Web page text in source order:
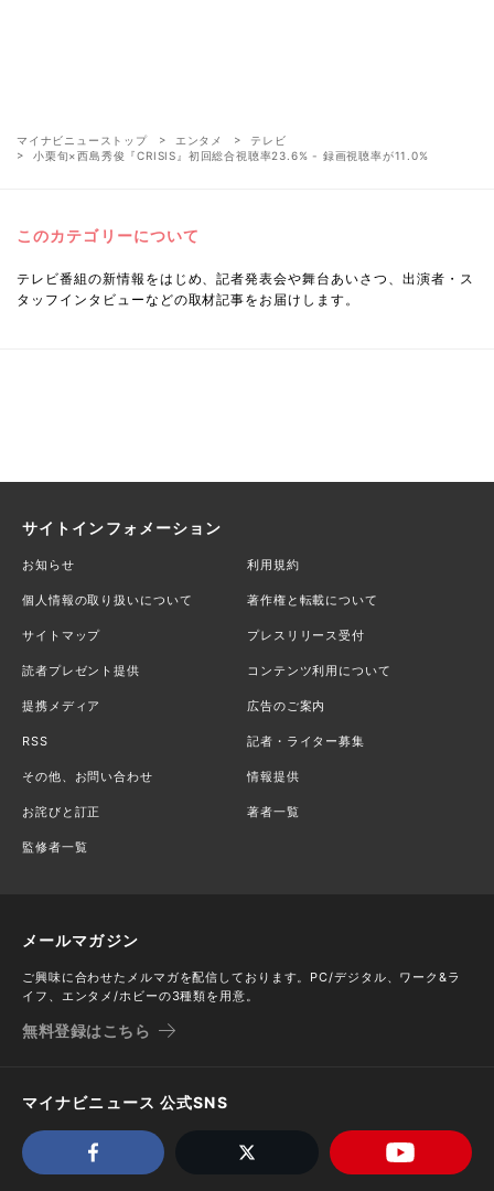
マイナビニューストップ エンタメ
テレビ
小栗旬×西島秀俊『CRISIS』初回総合視聴率23.6% - 録画視聴率が11.0%
このカテゴリーについて
テレビ番組の新情報をはじめ、記者発表会や舞台あいさつ、出演者・ス
タッフインタビューなどの取材記事をお届けします。
サイトインフォメーション
お知らせ 利用規約
個人情報の取り扱いについて 著作権と転載について
サイトマップ プレスリリース受付
読者プレゼント提供 コンテンツ利用について
提携メディア 広告のご案内
RSS 記者・ライター募集
その他、お問い合わせ 情報提供
お詫びと訂正 著者一覧
監修者一覧
メールマガジン
ご興味に合わせたメルマガを配信しております。PC/デジタル、ワーク&ラ
イフ、エンタメ/ホビーの3種類を用意。
無料登録はこちら
マイナビニュース 公式SNS